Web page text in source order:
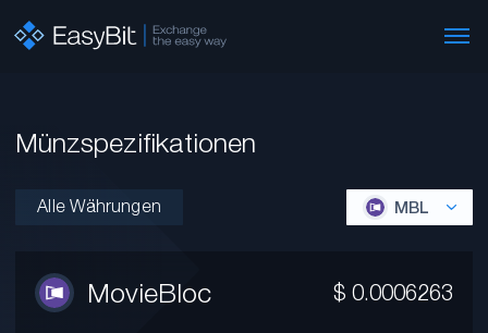
Münzspezifikationen
Alle Währungen MBL
MovieBloc $ 0.0006263